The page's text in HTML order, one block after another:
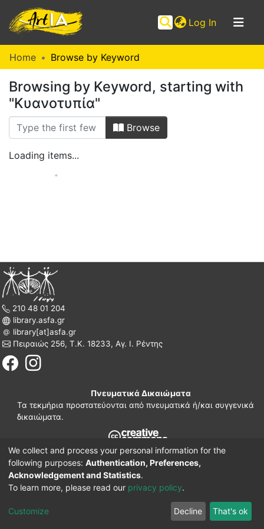
Log In (current)
Communities
&
Collections
Browse ArtIA
Home Browse by Keyword
Browsing by Keyword, starting with
"Κυανοτυπία"
Browse
Loading items...
210 48 01 204
library.asfa.gr
library[at]asfa.gr
Πειραιώς 256, Τ.Κ. 18233, Αγ. Ι. Ρέντης
Πνευματικά Δικαιώματα
Τα τεκμήρια προστατεύονται από πνευματικά ή/και συγγενικά
δικαιώματα.
210 38 97 109
www.asfa.gr
Πατησίων 42, Τ.Κ. 10682, Αθήνα
DSpace software Implementation ELiDOC
We collect and process your personal information for the
following purposes: Authentication, Preferences,
Acknowledgement and Statistics.
To learn more, please read our privacy policy.
Customize Decline That's ok